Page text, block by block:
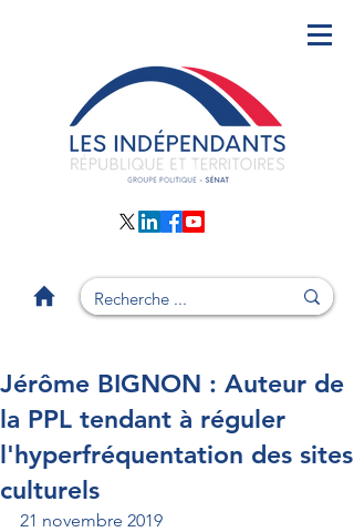
Jérôme BIGNON : Auteur de
la PPL tendant à réguler
l'hyperfréquentation des sites
culturels
21 novembre 2019